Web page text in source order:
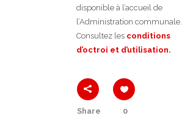
disponible à l’accueil de
l’Administration communale.
Consultez les conditions
d’octroi et d’utilisation.
Share 0